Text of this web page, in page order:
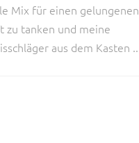
Mix für einen gelungenen
zu tanken und meine
aus dem Kasten